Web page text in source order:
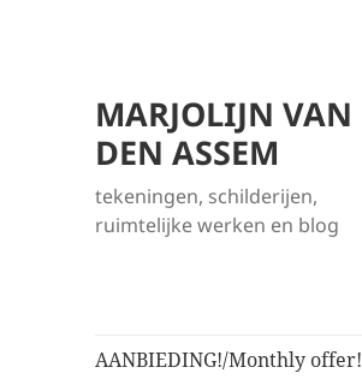
MARJOLIJN VAN
DEN ASSEM
tekeningen, schilderijen,
ruimtelijke werken en blog
AANBIEDING!/Monthly offer!